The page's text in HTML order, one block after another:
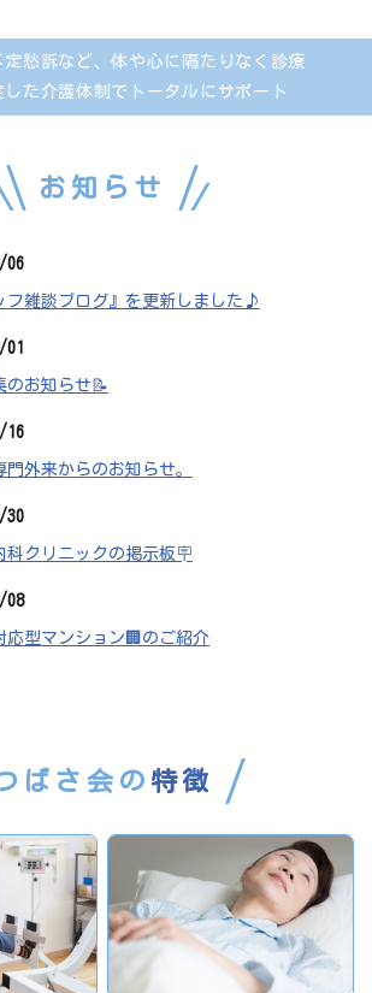
定愁訴など、体や心に隔たりなく診療
した介護体制でトータルにサポート
お知らせ
06
フ雑談ブログ』を更新しました♪
のお知らせ📝
16
門外来からのお知らせ。
30
科クリニックの掲示板🪧
08
応型マンション🏢のご紹介
ばさ会の 特徴